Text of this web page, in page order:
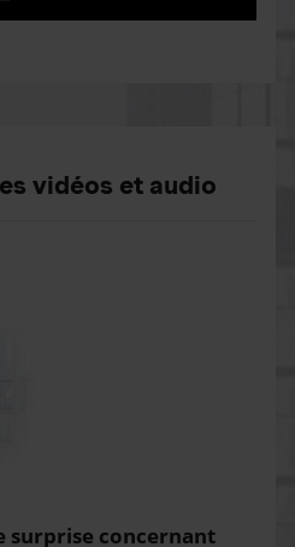
vidéos et audio
surprise concernant